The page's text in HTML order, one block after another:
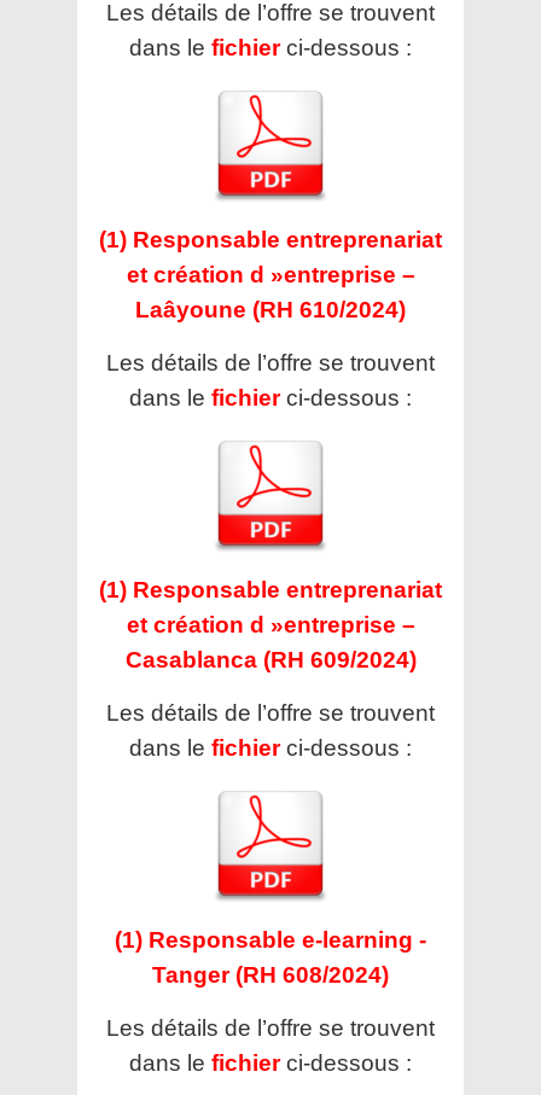
Les détails de l’offre se trouvent
dans le fichier ci-dessous :
(1) Responsable entreprenariat
et création d »entreprise –
Laâyoune (RH 610/2024)
Les détails de l’offre se trouvent
dans le fichier ci-dessous :
(1) Responsable entreprenariat
et création d »entreprise –
Casablanca (RH 609/2024)
Les détails de l’offre se trouvent
dans le fichier ci-dessous :
(1) Responsable e-learning -
Tanger (RH 608/2024)
Les détails de l’offre se trouvent
dans le fichier ci-dessous :